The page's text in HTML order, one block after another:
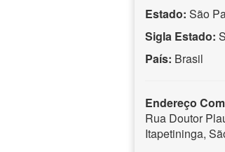
Estado: São
Sigla Estado:
País: Brasil
Endereço
Rua Doutor
Itapetininga,